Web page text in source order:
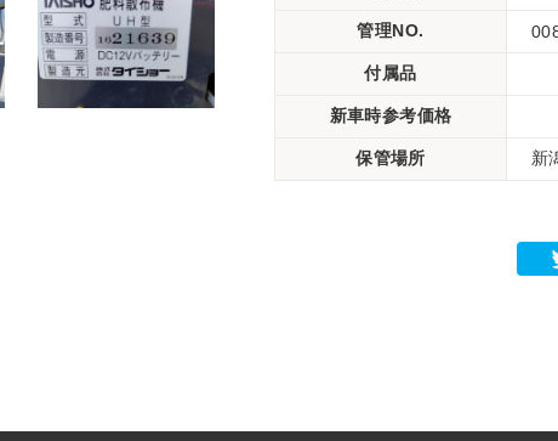
管理NO.
付属品
新車時参考価格
保管場所 新